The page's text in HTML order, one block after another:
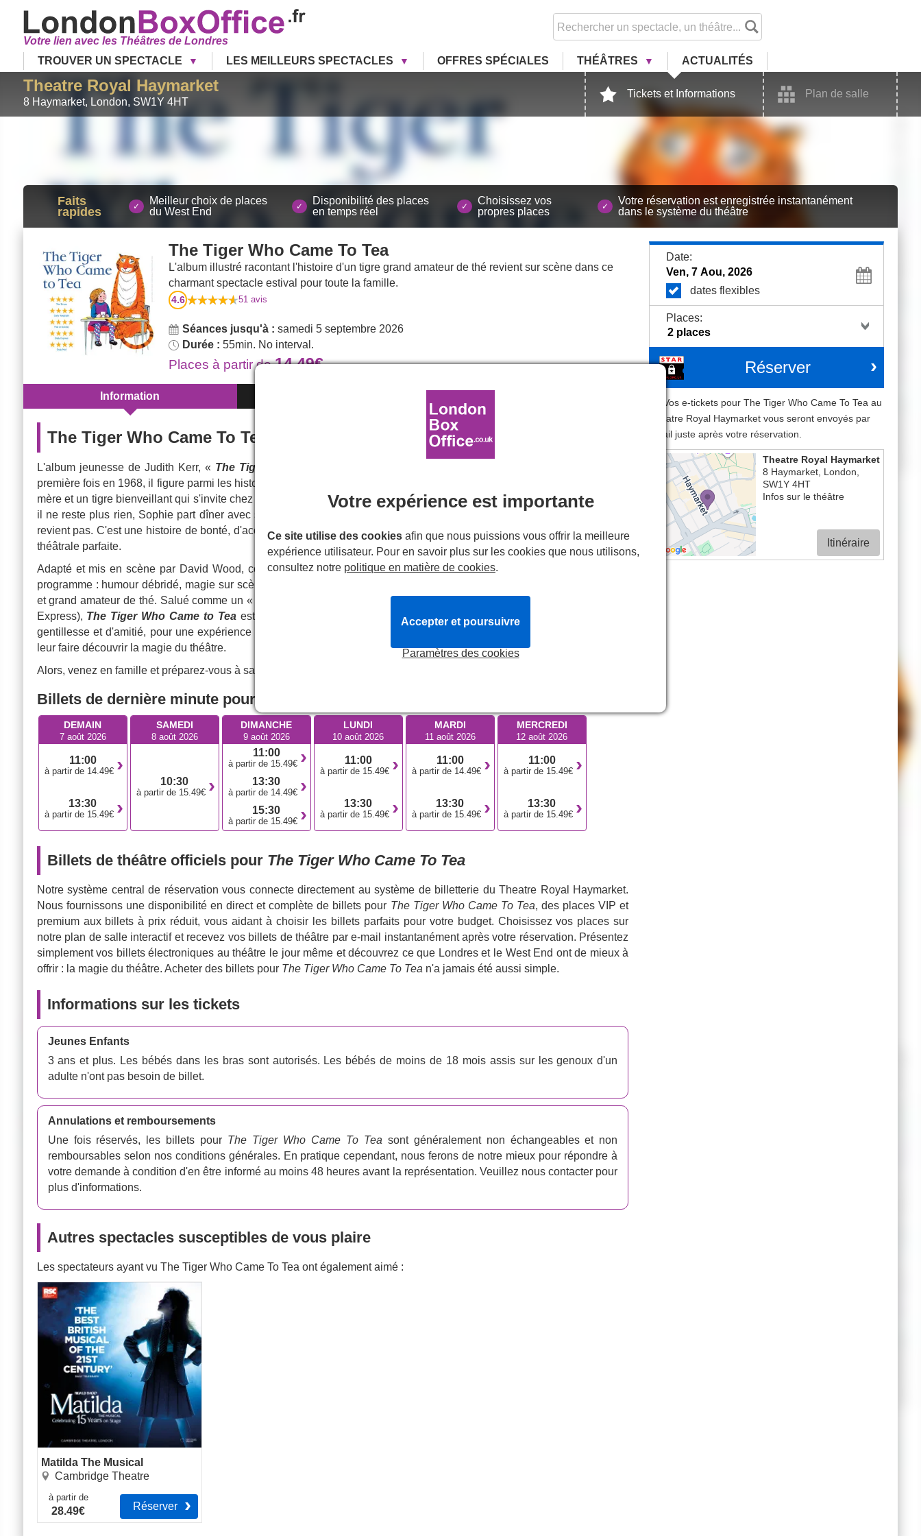
Votre lien avec les Théâtres de Londres
TROUVER UN SPECTACLE
LES MEILLEURS SPECTACLES OFFRES SPÉCIALES THÉÂTRES ACTUALITÉS
Theatre Royal Haymarket
8 Haymarket, London, SW1Y 4HT
Tickets et Informations Plan de salle
Faits
rapides
Meilleur choix de places
du West End
Disponibilité des places
en temps réel
Choisissez vos
propres places
Votre réservation est enregistrée instantanément
dans le système du théâtre
The Tiger Who Came To Tea
L'album illustré racontant l'histoire d'un tigre grand amateur de thé revient sur scène dans ce
charmant spectacle estival pour toute la famille.
4.6 51 avis
Séances jusqu'à : samedi 5 septembre 2026
Durée : 55min. No interval.
Placesà partir de14.49€
Information
The Tiger Who Came To Tea à Londres
L'album jeunesse de Judith Kerr, « The Tiger Who Came to Tea
première fois en 1968, il figure parmi les histoires pour enfants les plus appréciées de tous les temps. On y suit Sophie, sa
mère et un tigre bienveillant qui s'invite chez elles pour le goûter et dévore tout ce qu'elles ont à manger et à boire. Quand
il ne reste plus rien, Sophie part dîner avec sa famille. Le lendemain, lorsqu'ils achètent de quoi se restaurer, le tigre ne
revient pas. C'est une histoire de bonté, d'acceptation de l'inattendu, de famille et de résilience, qui trouve une adaptation
théâtrale parfaite.
Adapté et mis en scène par David Wood, ce spectacle est un véritable régal estival pour les enfants de tous âges. Au
programme : humour débridé, magie sur scène, chansons à reprendre en chœur et, bien sûr, un adorable tigre, attachant
et grand amateur de thé. Salué comme un «
» (Sunday Telegraph) et « un pur moment de plaisir
Express), The Tiger Who Came to Teaest à la fois extrêmement divertissant et riche en thèmes forts et en leçons de
gentillesse et d'amitié, pour une expérience familiale des plus agréables. Adapté aux tout-petits, c'est le moyen idéal de
leur faire découvrir la magie du théâtre.
Alors, venez en famille et préparez-vous à savourer un classique britannique qui prend vie sur scène.
Billets de dernière minute pour The Tiger Who Came To Tea
DEMAIN
7 août 2026
11:00
à partir de 14.49€
13:30
à partir de 15.49€
SAMEDI
8 août 2026
10:30
à partir de 15.49€
DIMANCHE
9 août 2026
11:00
à partir de 15.49€
13:30
à partir de 14.49€
15:30
à partir de 15.49€
LUNDI
10 août 2026
11:00
à partir de 15.49€
13:30
à partir de 15.49€
MARDI
11 août 2026
11:00
à partir de 14.49€
13:30
à partir de 15.49€
MERCREDI
12 août 2026
11:00
à partir de 15.49€
13:30
à partir de 15.49€
Billets de théâtre officiels pour The Tiger Who Came To Tea
Notre système central de réservation vous connecte directement au système de billetterie du Theatre Royal Haymarket.
Nous fournissons une disponibilité en direct et complète de billets pour The Tiger Who Came To Tea, des places VIP et
premium aux billets à prix réduit, vous aidant à choisir les billets parfaits pour votre budget. Choisissez vos places sur
notre plan de salle interactif et recevez vos billets de théâtre par e-mail instantanément après votre réservation. Présentez
simplement vos billets électroniques au théâtre le jour même et découvrez ce que Londres et le West End ont de mieux à
offrir : la magie du théâtre. Acheter des billets pour The Tiger Who Came To Tea n'a jamais été aussi simple.
Informations sur les tickets
Jeunes Enfants
3 ans et plus. Les bébés dans les bras sont autorisés. Les bébés de moins de 18 mois assis sur les genoux d'un
adulte n'ont pas besoin de billet.
Annulations et remboursements
Une fois réservés, les billets pour The Tiger Who Came To Tea sont généralement non échangeables et non
remboursables selon nos conditions générales. En pratique cependant, nous ferons de notre mieux pour répondre à
votre demande à condition d'en être informé au moins 48 heures avant la représentation. Veuillez nous contacter pour
plus d'informations.
Autres spectacles susceptibles de vous plaire
Les spectateurs ayant vu The Tiger Who Came To Tea ont également aimé :
Matilda The Musical
Cambridge Theatre
à partir de
28.49€ Réserver
Matilda The Musical
Date:
dates flexibles
Places:
Réserver
Vos e-tickets pour The Tiger Who Came To Tea au
Theatre Royal Haymarket vous seront envoyés par
email juste après votre réservation.
Theatre Royal Haymarket
8 Haymarket London
SW1Y 4HT
Infos sur le théâtre
Itinéraire
Votre expérience est importante
Ce site utilise des cookies afin que nous puissions vous offrir la meilleure
expérience utilisateur. Pour en savoir plus sur les cookies que nous utilisons,
consultez notre politique en matière de cookies.
Paramètres des cookies
Accepter et poursuivre